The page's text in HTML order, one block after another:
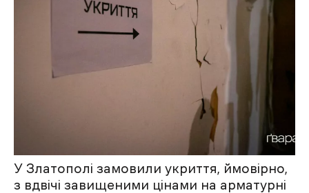
У Златополі замовили укриття, ймовірно,
з вдвічі завищеними цінами на арматурні